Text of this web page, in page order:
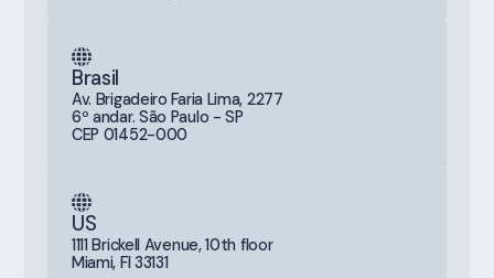
Brasil
Av. Brigadeiro Faria Lima, 2277
6º andar. São Paulo - SP
CEP 01452-000
US
1111 Brickell Avenue, 10th floor
Miami, Fl 33131